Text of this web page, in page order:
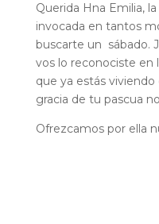
Querida Hna Emilia,
invocada en tantos
buscarte un sábado.
vos lo reconociste en
que ya estás
gracia de tu pascua
Ofrezcamos por ella